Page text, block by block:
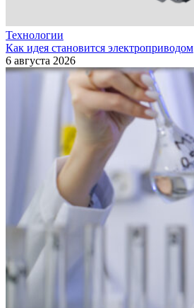
Технологии
Как идея становится электроприводом
6 августа 2026